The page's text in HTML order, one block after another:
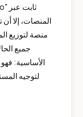
المنصات، إلا أن
منصة لتوزيع
جميع
الأساسية:
لتوجيه